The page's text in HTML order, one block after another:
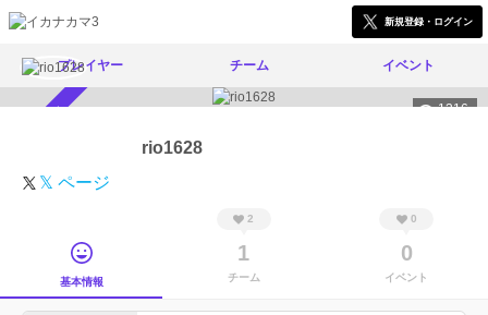
新規登録・ログイン
プレイヤー チーム イベント
1316
rio1628
𝕏 ページ
基本情報
2
1
チーム
0
0
イベント